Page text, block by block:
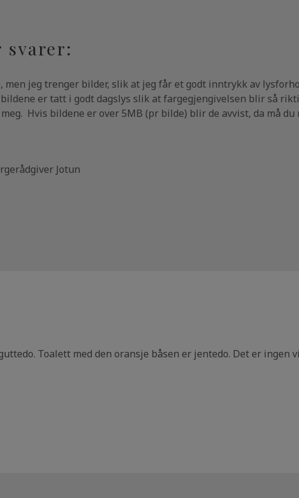
svarer:
men jeg trenger bilder, slik at jeg får et godt inntrykk av
er tatt i godt dagslys slik at fargegjengivelsen blir så
Hvis bildene er over 5MB (pr bilde) blir de avvist, da må du
Jotun
Toalett med den oransje båsen er jentedo. Det er ingen